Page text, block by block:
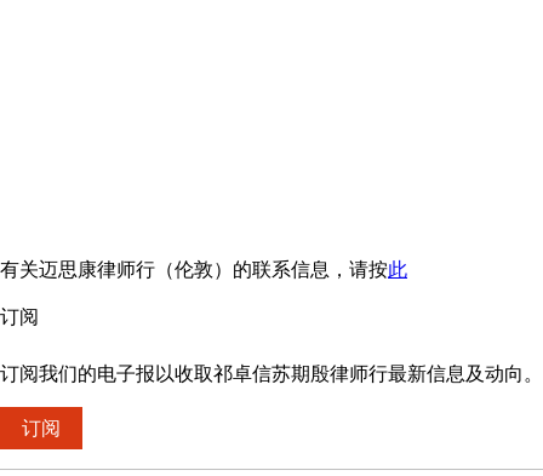
有关迈思康律师行（伦敦）的联系信息，请按此
订阅
订阅我们的电子报以收取祁卓信苏期殷律师行最新信息及动向。
订阅